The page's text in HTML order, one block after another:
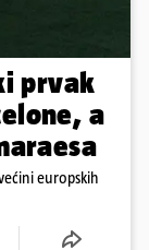
prvak
a
europskih